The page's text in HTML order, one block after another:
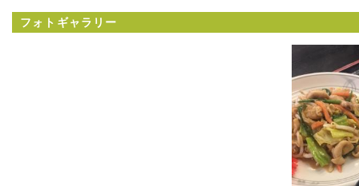
フォトギャラリー